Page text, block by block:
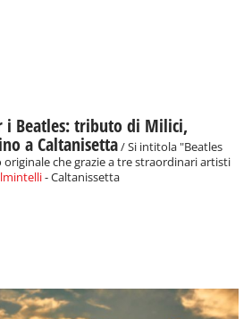
i Beatles: tributo di Milici,
a Caltanisetta/ Si intitola "Beatles
originale che grazie a tre straordinari artisti
- Caltanissetta